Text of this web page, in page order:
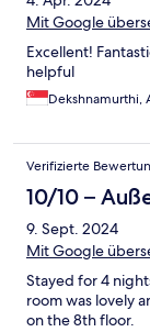
Mit Google
Excellent!
helpful
Dekshnamurthi,
Verifizierte
10/10 –
9. Sept. 2024
Mit Google
Stayed for 4
room was lovely
on the 8th floor.